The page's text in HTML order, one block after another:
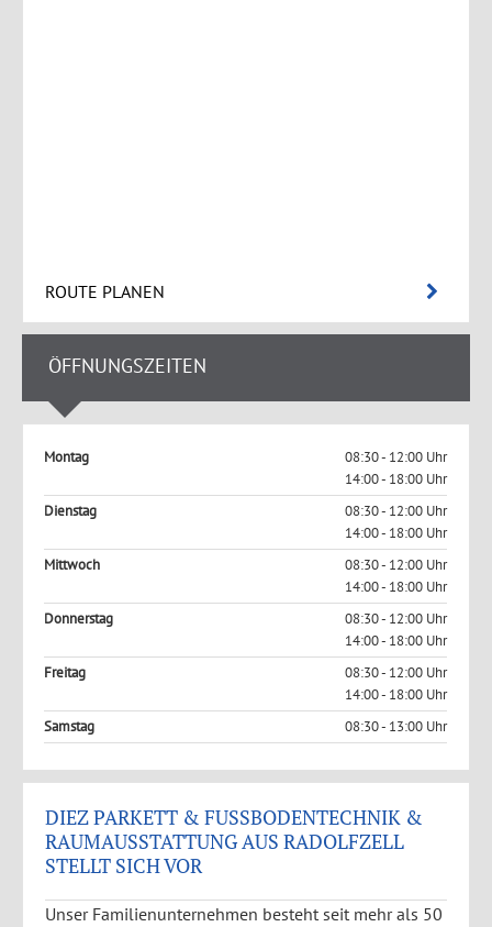
ROUTE PLANEN
ÖFFNUNGSZEITEN
Montag
08:30 - 12:00 Uhr
14:00 - 18:00 Uhr
Dienstag
08:30 - 12:00 Uhr
14:00 - 18:00 Uhr
Mittwoch
08:30 - 12:00 Uhr
14:00 - 18:00 Uhr
Donnerstag
08:30 - 12:00 Uhr
14:00 - 18:00 Uhr
Freitag
08:30 - 12:00 Uhr
14:00 - 18:00 Uhr
Samstag
08:30 - 13:00 Uhr
DIEZ PARKETT & FUSSBODENTECHNIK &
RAUMAUSSTATTUNG AUS RADOLFZELL
STELLT SICH VOR
Unser Familienunternehmen besteht seit mehr als 50